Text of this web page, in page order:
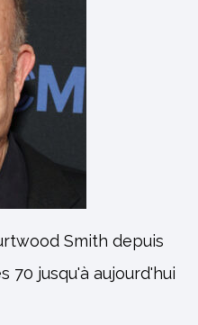
Smith depuis
70 jusqu'à aujourd'hui